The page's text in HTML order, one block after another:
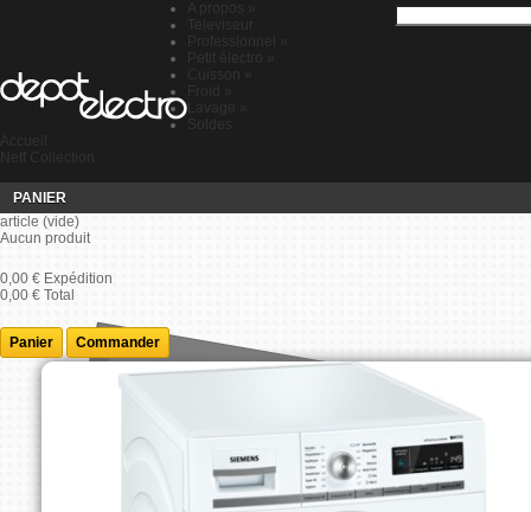
PANIER
article (vide)
Aucun produit
0,00 € Expédition
0,00 € Total
Panier Commander